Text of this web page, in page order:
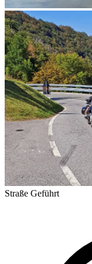
Straße Geführt